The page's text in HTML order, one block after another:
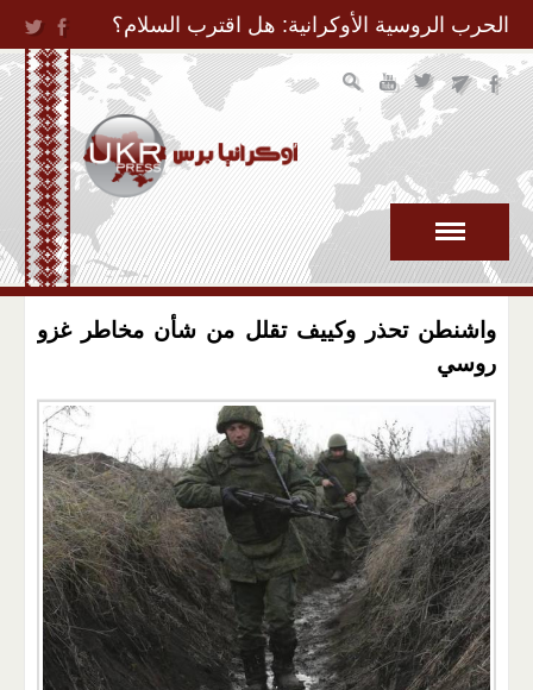
Jump to Navigation
الحرب الروسية الأوكرانية: هل اقترب السلام؟
واشنطن تحذر وكييف تقلل من شأن مخاطر غزو
روسي